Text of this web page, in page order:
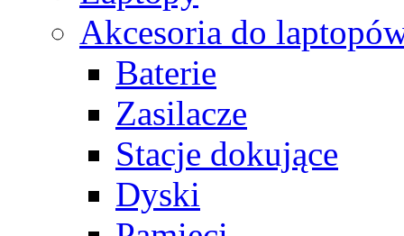
Akcesoria do
Baterie
Zasilacze
Stacje dokujące
Dyski